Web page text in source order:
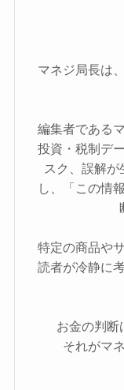
マネジ局長は
編集者である
投資・税制デ
スク、誤解が
し、「この情
特定の商品や
読者が冷静に
お金の判断
それがマ